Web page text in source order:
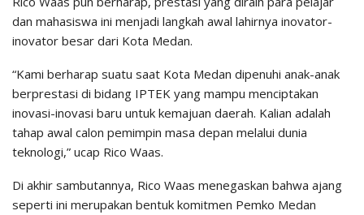
dan mahasiswa ini menjadi langkah awal lahirnya inovator-
inovator besar dari Kota Medan.
“Kami berharap suatu saat Kota Medan dipenuhi anak-anak
berprestasi di bidang IPTEK yang mampu menciptakan
inovasi-inovasi baru untuk kemajuan daerah. Kalian adalah
tahap awal calon pemimpin masa depan melalui dunia
teknologi,” ucap Rico Waas.
Di akhir sambutannya, Rico Waas menegaskan bahwa ajang
seperti ini merupakan bentuk komitmen Pemko Medan